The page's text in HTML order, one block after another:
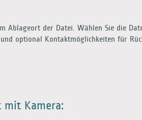
Ablageort der Datei. Wählen Sie die
optional Kontaktmöglichkeiten für
mit Kamera: